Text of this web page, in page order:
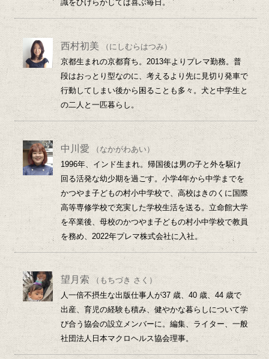
識をひけらかしては喜ぶ毎日。
西村初美
（にしむらはつみ）
京都生まれの京都育ち。2013年よりプレマ勤務。普
段はおっとり型なのに、考えるより先に見切り発車で
行動してしまい後から困ることも多々。犬と中学生と
の二人と一匹暮らし。
中川愛
（なかがわあい）
1996年、インド生まれ。帰国後は男の子と外を駆け
回る活発な幼少期を過ごす。小学4年から中学までを
かつやま子どもの村小中学校で、高校はきのくに国際
高等専修学校で充実した学校生活を送る。立命館大学
を卒業後、母校のかつやま子どもの村小中学校で教員
を務め、2022年プレマ株式会社に入社。
望月索
（もちづき さく）
人一倍不摂生な出版仕事人が37 歳、40 歳、44 歳で
出産、育児の経験も積み、健やかな暮らしについて学
び合う協会の設立メンバーに。編集、ライター、一般
社団法人日本マクロヘルス協会理事。